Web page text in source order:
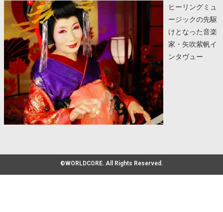
ヒーリングミュ
ージックの先駆
けとなった音楽
家・矢吹紫帆イ
ンタヴュー
©WORLDCORE. All Rights Reserved.